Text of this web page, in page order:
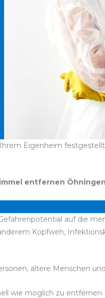
Eigenheim
entfernen Öhningen
auf die
Kopfweh,
ältere Menschen
wie möglich zu